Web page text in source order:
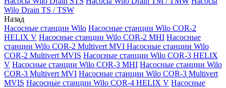
Wilo Drain TS / TSW
Назад
Насосные станции Wilo Насосные станции Wilo COR-2
HELIX V Насосные станции Wilo COR-2 MHI Насосные
станции Wilo COR-2 Multivert MVI Насосные станции Wilo
COR-2 Multivert MVIS Насосные станции Wilo COR-3 HELIX
V Насосные станции Wilo COR-3 MHI Насосные станции Wilo
COR-3 Multivert MVI Насосные станции Wilo COR-3 Multivert
MVIS Насосные станции Wilo COR-4 HELIX V Насосные